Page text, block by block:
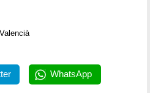
WhatsApp